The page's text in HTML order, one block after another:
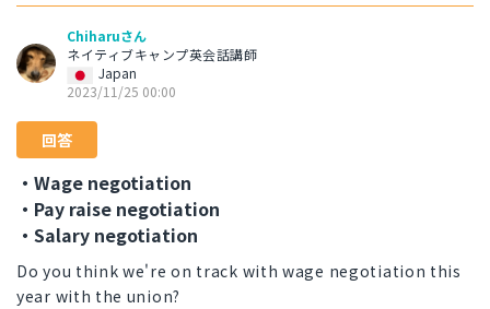
Chiharuさん
ネイティブキャンプ英会話講師
Japan
2023/11/25 00:00
回答
・Wage negotiation
・Pay raise negotiation
・Salary negotiation
Do you think we're on track with wage negotiation this
year with the union?